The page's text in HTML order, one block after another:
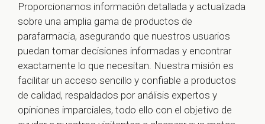
Proporcionamos información detallada y actualizada
sobre una amplia gama de productos de
parafarmacia, asegurando que nuestros usuarios
puedan tomar decisiones informadas y encontrar
exactamente lo que necesitan. Nuestra misión es
facilitar un acceso sencillo y confiable a productos
de calidad, respaldados por análisis expertos y
opiniones imparciales, todo ello con el objetivo de